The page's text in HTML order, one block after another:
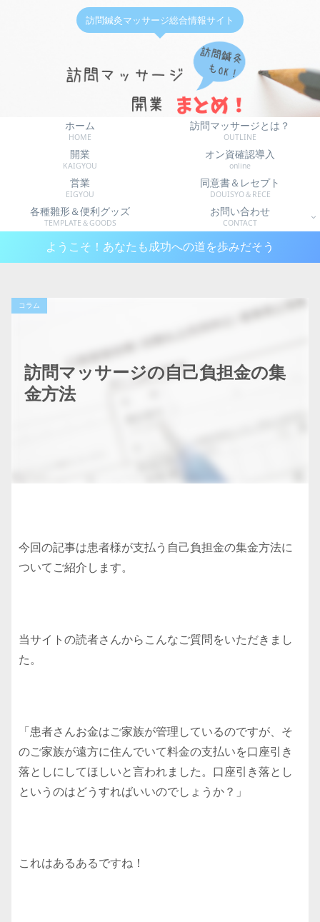
訪問鍼灸マッサージ総合情報サイト
ホーム
HOME
訪問マッサージとは？
OUTLINE
開業
KAIGYOU
オン資確認導入
online
営業
EIGYOU
同意書＆レセプト
DOUISYO＆RECE
各種雛形＆便利グッズ
TEMPLATE＆GOODS
お問い合わせ
CONTACT
ようこそ！あなたも成功への道を歩みだそう
訪問マッサージの自己負担金の集
金方法
コラム
今回の記事は患者様が支払う自己負担金の集金方法に
ついてご紹介します。
当サイトの読者さんからこんなご質問をいただきまし
た。
「患者さんお金はご家族が管理しているのですが、そ
のご家族が遠方に住んでいて料金の支払いを口座引き
落としにしてほしいと言われました。口座引き落とし
というのはどうすればいいのでしょうか？」
これはあるあるですね！